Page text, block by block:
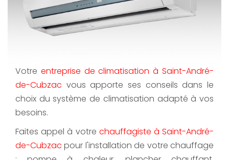
Votre entreprise de climatisation à Saint-André-
de-Cubzac vous apporte ses conseils dans le
choix du système de climatisation adapté à vos
besoins.
Faites appel à votre chauffagiste à Saint-André-
de-Cubzac pour l'installation de votre chauffage